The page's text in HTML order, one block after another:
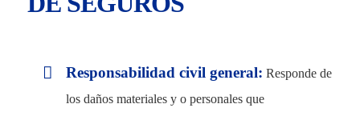
Responsabilidad civil general: Responde de
los daños materiales y o personales que